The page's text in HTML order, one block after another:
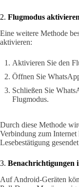
2. Flugmodus aktivieren
Eine weitere Methode
aktivieren:
Aktivieren Sie den
Öffnen Sie
Schließen Sie
Flugmodus.
Durch diese Methode
Verbindung zum
Lesebestätigung
3. Benachrichtigungen
Auf Android-Geräten